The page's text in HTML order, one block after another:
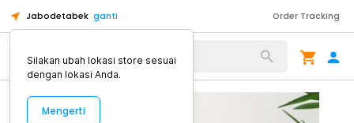
Jabodetabek ganti Order Tracking
Alat Kopi
Silakan ubah lokasi store sesuai
dengan lokasi Anda.
Mengerti